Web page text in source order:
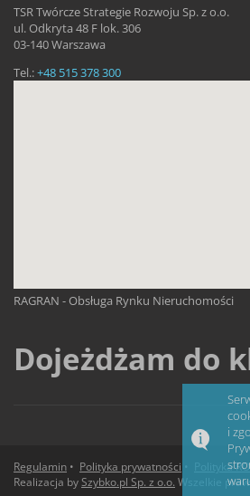
TSR Twórcze Strategie Rozwoju Sp. z o.o.
ul. Odkryta 48 F lok. 306
03-140Warszawa
Tel.:+48 515 378 300
RAGRAN - Obsługa Rynku Nieruchomości
Dojeżdżam do
Regulamin • Polityka prywatności Polityka
Realizacja bySzybko.pl Sp. z o.o. Wszelkie
i